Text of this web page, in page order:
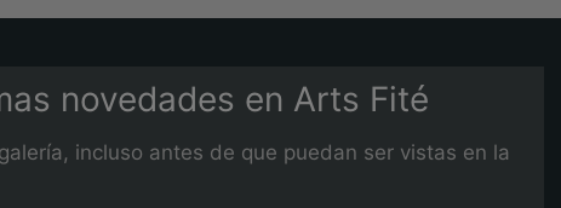
novedades en Arts Fité
incluso antes de que puedan ser vistas en la